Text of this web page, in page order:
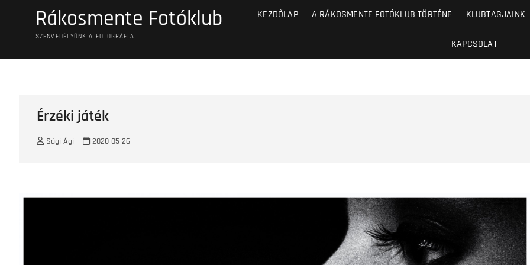
Rákosmente Fotóklub
SZENVEDÉLYÜNK A FOTOGRÁFIA
KEZDŐLAP A RÁKOSMENTE FOTÓKLUB TÖRTÉNE KLUBTAGJAINK
KAPCSOLAT
Érzéki játék
Sági Ági 2020-05-26